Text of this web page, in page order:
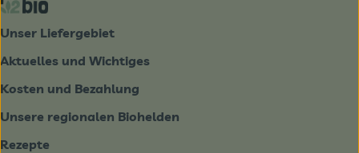
Unser Liefergebiet
Aktuelles und Wichtiges
Kosten und Bezahlung
Unsere regionalen Biohelden
Rezepte